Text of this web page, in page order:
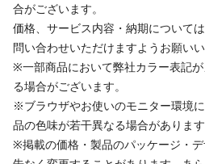
合がございます。
価格、サービス内容・納期について
問い合わせいただけますようお願いい
※一部商品において弊社カラー表記
る場合がございます。
※ブラウザやお使いのモニター環境
品の色味が若干異なる場合があります
※掲載の価格・製品のパッケージ・